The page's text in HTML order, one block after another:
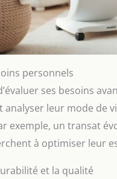
personnels
ses besoins
leur mode de
exemple, un transat
à optimiser leur
et la qualité